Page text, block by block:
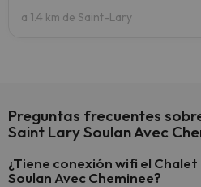
a 1.4 km de Saint-Lary
Preguntas frecuentes
Saint Lary Soulan Avec
¿Tiene conexión wifi el
Soulan Avec Cheminee?